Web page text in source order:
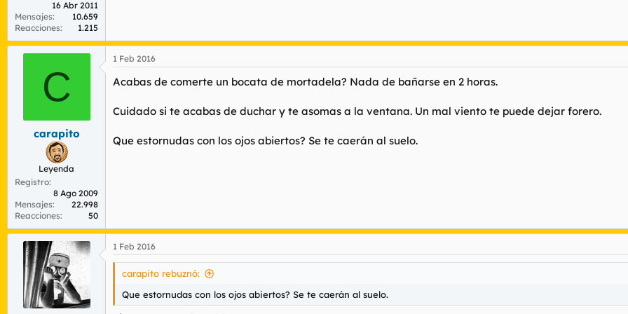
16 Abr 2011
Mensajes
10.659
Reacciones
1.215
C
carapito
Leyenda
Registro
8 Ago 2009
Mensajes
22.998
Reacciones
50
1 Feb 2016
Acabas de comerte un bocata de mortadela? Nada de bañarse en 2 horas.
Cuidado si te acabas de duchar y te asomas a la ventana. Un mal viento te puede dejar forero.
Que estornudas con los ojos abiertos? Se te caerán al suelo.
1 Feb 2016
carapito rebuznó:
Que estornudas con los ojos abiertos? Se te caerán al suelo.